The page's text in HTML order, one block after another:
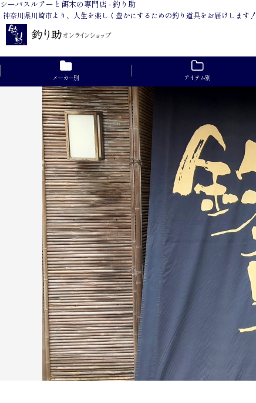
シーバスルアーと餌木の専門店 - 釣り助
神奈川県川崎市より、人生を楽しく豊かにするための釣り道具をお届けします！
メーカー別 アイテム別